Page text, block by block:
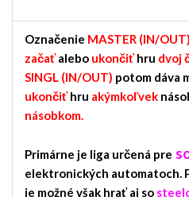
Označenie MASTER (IN/OUT)
začaťalebo ukončiťhru dvoj
SINGL (IN/OUT) potom dáva
ukončiťhru akýmkoľvek
násobkom.
Primárne je liga určená pre
elektronických automatoch.
je možné však hrať aj so